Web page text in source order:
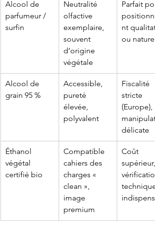
Alcool de
parfumeur /
surfin
Neutralité
olfactive
exemplaire,
souvent
d’origine
végétale
Parfait
nt
ou naturel
Alcool de
grain 95 %
Accessible,
pureté
élevée,
polyvalent
Fiscalité
stricte
(Europe),
délicate
Éthanol
végétal
certifié bio
Compatible
cahiers des
charges «
clean »,
image
premium
Coût
supérieur,
technique